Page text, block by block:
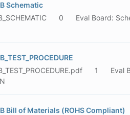
Schematic
0 Eval Board:
1
Eval
Bill of Materials (ROHS Compliant)